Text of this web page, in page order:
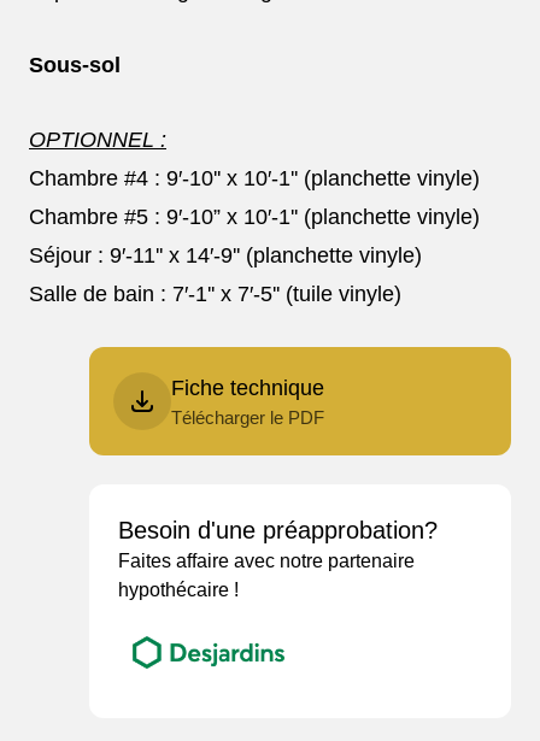
Sous-sol
OPTIONNEL :
Chambre #4 : 9′-10'' x 10′-1'' (planchette vinyle)
Chambre #5 : 9′-10” x 10′-1'' (planchette vinyle)
Séjour : 9′-11'' x 14′-9'' (planchette vinyle)
Salle de bain : 7′-1'' x 7′-5'' (tuile vinyle)
Fiche technique
Télécharger le PDF
Besoin d'une préapprobation?
Faites affaire avec notre partenaire
hypothécaire !
25 MAISONS DISPONIBLE - PRÊTES À HABITER!
FAITES EN VOTRE MEILLEUR INVESTISSEMENT!